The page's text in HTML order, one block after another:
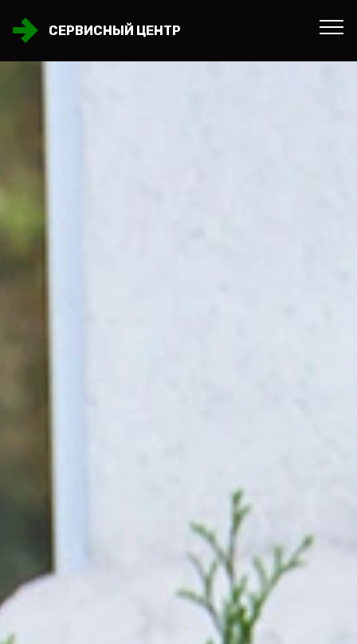
СЕРВИСНЫЙ ЦЕНТР